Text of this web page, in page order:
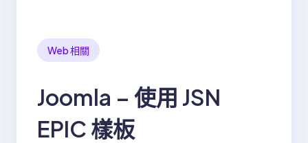
Web 相關
Joomla – 使用 JSN
EPIC 樣板